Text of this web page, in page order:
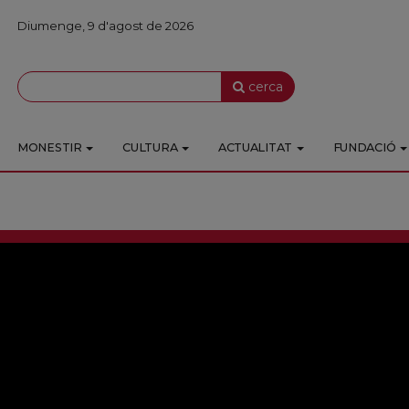
Diumenge, 9 d'agost de 2026
cerca
MONESTIR CULTURA ACTUALITAT FUNDACIÓ